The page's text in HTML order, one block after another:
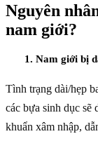
Nguyên
nam giới?
1. Nam giới bị
Tình trạng dài/hẹp
các bựa sinh dục
khuẩn xâm nhập,